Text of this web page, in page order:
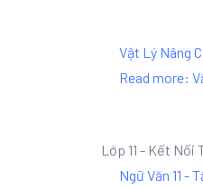
Vật Lý Nâng
Read more:
Lớp 11 - Kết Nối
Ngữ Văn 11 -